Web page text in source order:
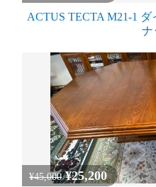
ACTUS TECTA M21-1
ナ
¥45,000 ¥25,200